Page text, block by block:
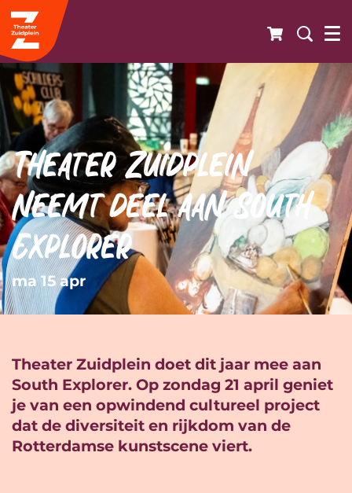
Theater Zuidplein
neemt deel aan South
Explorer
ma 15 apr
Theater Zuidplein doet dit jaar mee aan
South Explorer. Op zondag 21 april geniet
je van een opwindend cultureel project
dat de diversiteit en rijkdom van de
Rotterdamse kunstscene viert.